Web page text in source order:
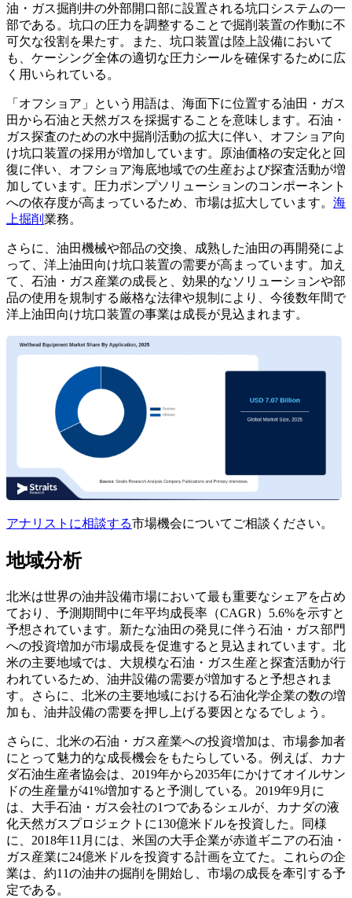
油・ガス掘削井の外部開口部に設置される坑口システムの一
部である。坑口の圧力を調整することで掘削装置の作動に不
可欠な役割を果たす。また、坑口装置は陸上設備において
も、ケーシング全体の適切な圧力シールを確保するために広
く用いられている。
「オフショア」という用語は、海面下に位置する油田・ガス
田から石油と天然ガスを採掘することを意味します。石油・
ガス探査のための水中掘削活動の拡大に伴い、オフショア向
け坑口装置の採用が増加しています。原油価格の安定化と回
復に伴い、オフショア海底地域での生産および探査活動が増
加しています。圧力ポンプソリューションのコンポーネント
への依存度が高まっているため、市場は拡大しています。 海
上掘削 業務。
さらに、油田機械や部品の交換、成熟した油田の再開発によ
って、洋上油田向け坑口装置の需要が高まっています。加え
て、石油・ガス産業の成長と、効果的なソリューションや部
品の使用を規制する厳格な法律や規制により、今後数年間で
洋上油田向け坑口装置の事業は成長が見込まれます。
アナリストに相談する市場機会についてご相談ください。
地域分析
北米は世界の油井設備市場において最も重要なシェアを占め
ており、予測期間中に年平均成長率（CAGR）5.6%を示すと
予想されています。新たな油田の発見に伴う石油・ガス部門
への投資増加が市場成長を促進すると見込まれています。北
米の主要地域では、大規模な石油・ガス生産と探査活動が行
われているため、油井設備の需要が増加すると予想されま
す。さらに、北米の主要地域における石油化学企業の数の増
加も、油井設備の需要を押し上げる要因となるでしょう。
さらに、北米の石油・ガス産業への投資増加は、市場参加者
にとって魅力的な成長機会をもたらしている。例えば、カナ
ダ石油生産者協会は、2019年から2035年にかけてオイルサン
ドの生産量が41%増加すると予測している。2019年9月に
は、大手石油・ガス会社の1つであるシェルが、カナダの液
化天然ガスプロジェクトに130億米ドルを投資した。同様
に、2018年11月には、米国の大手企業が赤道ギニアの石油・
ガス産業に24億米ドルを投資する計画を立てた。これらの企
業は、約11の油井の掘削を開始し、市場の成長を牽引する予
定である。